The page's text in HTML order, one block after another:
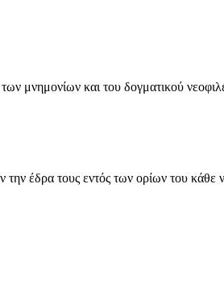
μνημονίων και του δογματικού
έδρα τους εντός των ορίων του κάθε